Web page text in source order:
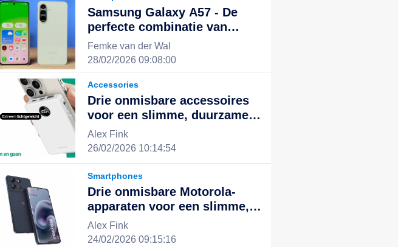
Samsung Galaxy A57 - De
perfecte combinatie van
uitstekende prestaties en
stijlvol design, de nieuwe
keuze voor een slim leven
Femke van der Wal
28/02/2026 09:08:00
Accessories
Drie onmisbare accessoires
voor een slimme, duurzame
en geïntegreerde digitale
ervaring
Alex Fink
26/02/2026 10:14:54
Smartphones
Drie onmisbare Motorola-
apparaten voor een slimme,
efficiënte en duurzame
digitale ervaring
Alex Fink
24/02/2026 09:15:16